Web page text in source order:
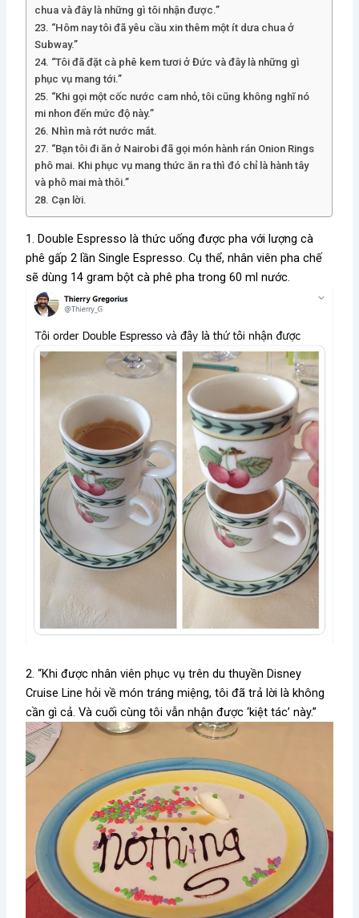
chua và đây là những gì tôi nhận được.”
23. “Hôm nay tôi đã yêu cầu xin thêm một ít dưa chua ở
Subway.”
24. “Tôi đã đặt cà phê kem tươi ở Đức và đây là những gì
phục vụ mang tới.”
25. “Khi gọi một cốc nước cam nhỏ, tôi cũng không nghĩ nó
mi nhon đến mức độ này.”
26. Nhìn mà rớt nước mắt.
27. “Bạn tôi đi ăn ở Nairobi đã gọi món hành rán Onion Rings
phô mai. Khi phục vụ mang thức ăn ra thì đó chỉ là hành tây
và phô mai mà thôi.”
28. Cạn lời.
1. Double Espresso là thức uống được pha với lượng cà
phê gấp 2 lần Single Espresso. Cụ thể, nhân viên pha chế
sẽ dùng 14 gram bột cà phê pha trong 60 ml nước.
2. “Khi được nhân viên phục vụ trên du thuyền Disney
Cruise Line hỏi về món tráng miệng, tôi đã trả lời là không
cần gì cả. Và cuối cùng tôi vẫn nhận được ‘kiệt tác’ này.”